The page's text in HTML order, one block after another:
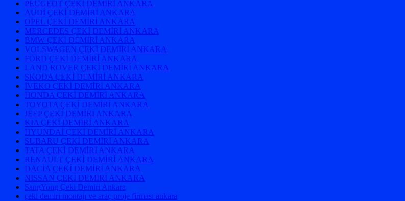
PEUGEOT ÇEKİ DEMİRİ ANKARA
AUDİ ÇEKİ DEMİRİ ANKARA
OPEL ÇEKİ DEMİRİ ANKARA
MERCEDES ÇEKİ DEMİRİ ANKARA
BMW ÇEKİ DEMİRİ ANKARA
VOLSWAGEN ÇEKİ DEMİRİ ANKARA
FORD ÇEKİ DEMİRİ ANKARA
LAND ROVER ÇEKİ DEMİRİ ANKARA
SKODA ÇEKİ DEMİRİ ANKARA
İVEKO ÇEKİ DEMİRİ ANKARA
HONDA ÇEKİ DEMİRİ ANKARA
TOYOTA ÇEKİ DEMİRİ ANKARA
JEEP ÇEKİ DEMİRİ ANKARA
KİA ÇEKİ DEMİRİ ANKARA
HYUNDAİ ÇEKİ DEMİRİ ANKARA
SUBARU ÇEKİ DEMİRİ ANKARA
TATA ÇEKİ DEMİRİ ANKARA
RENAULT ÇEKİ DEMİRİ ANKARA
DACİA ÇEKİ DEMİRİ ANKARA
NISSAN ÇEKİ DEMİRİ ANKARA
SangYong Çeki Demiri Ankara
çeki demiri montajı ve araç proje firması ankara